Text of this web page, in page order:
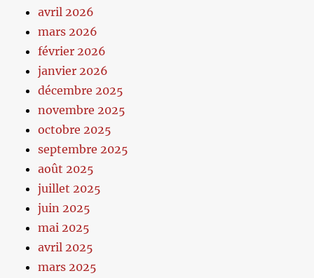
avril 2026
mars 2026
février 2026
janvier 2026
décembre 2025
novembre 2025
octobre 2025
septembre 2025
août 2025
juillet 2025
juin 2025
mai 2025
avril 2025
mars 2025